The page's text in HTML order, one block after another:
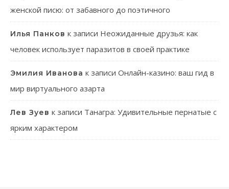
женской писю: от забавного до поэтичного
Илья Панков к записи Неожиданные друзья: как
человек использует паразитов в своей практике
Эмилия Иванова к записи Онлайн-казино: ваш гид в
мир виртуального азарта
Лев Зуев к записи Танагра: Удивительные пернатые с
ярким характером